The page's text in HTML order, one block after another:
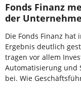
Fonds Finanz
der
Die Fonds Finanz hat
Ergebnis deutlich
tragen vor allem
Automatisierung und
bei. Wie